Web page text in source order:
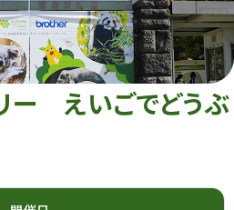
動物園 植物園
再生プラン
東山動植物園
への支援
環境教育
ー えいごでどうぶ